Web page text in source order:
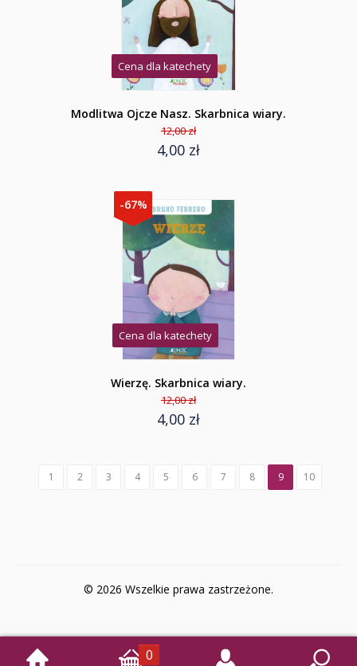
Cena dla katechety
Modlitwa Ojcze Nasz. Skarbnica wiary.
12,00 zł
4,00 zł
-67%
Cena dla katechety
Wierzę. Skarbnica wiary.
12,00 zł
4,00 zł
1 2 3 4 5 6 7 8 9 10
© 2026 Wszelkie prawa zastrzeżone.
0